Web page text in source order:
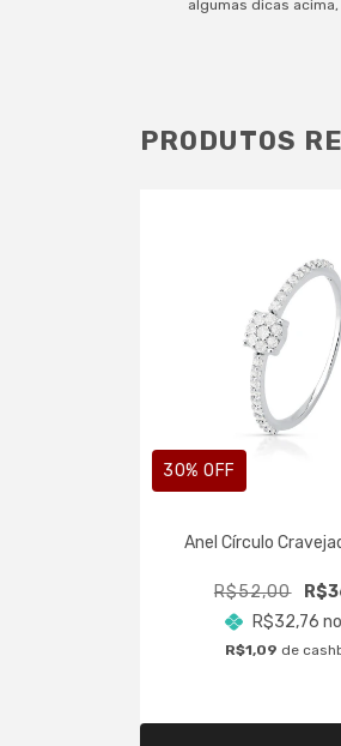
algumas dicas
PRODUTOS
30% OFF
Anel Círculo
R$52,00
R$32,76
R$1,09 de